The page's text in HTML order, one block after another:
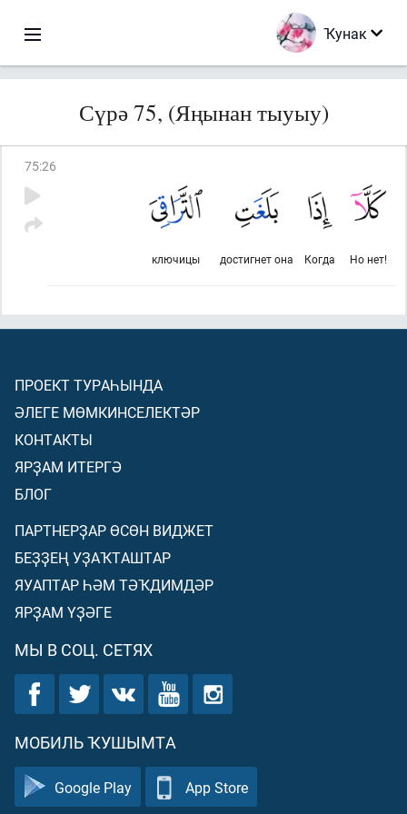
Ҡунак
Сүрә 75, (Яңынан тыуыу)
75:26
Но нет!
Когда
достигнет она
ключицы
ПРОЕКТ ТУРАҺЫНДА
ӘЛЕГЕ МӨМКИНСЕЛЕКТӘР
КОНТАКТЫ
ЯРҘАМ ИТЕРГӘ
БЛОГ
ПАРТНЕРҘАР ӨСӨН ВИДЖЕТ
БЕҘҘЕҢ УҘАҠТАШТАР
ЯУАПТАР ҺӘМ ТӘҠДИМДӘР
ЯРҘАМ ҮҘӘГЕ
МЫ В СОЦ. СЕТЯХ
МОБИЛЬ ҠУШЫМТА
Google Play App Store